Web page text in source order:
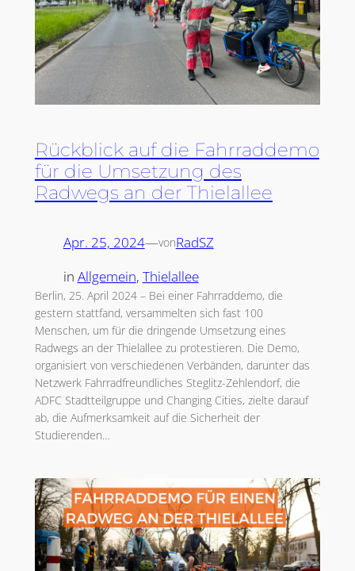
Rückblick auf die Fahrraddemo
für die Umsetzung des
Radwegs an der Thielallee
Apr. 25, 2024—vonRadSZ
in Allgemein, Thielallee
Berlin, 25. April 2024 – Bei einer Fahrraddemo, die
gestern stattfand, versammelten sich fast 100
Menschen, um für die dringende Umsetzung eines
Radwegs an der Thielallee zu protestieren. Die Demo,
organisiert von verschiedenen Verbänden, darunter das
Netzwerk Fahrradfreundliches Steglitz-Zehlendorf, die
ADFC Stadtteilgruppe und Changing Cities, zielte darauf
ab, die Aufmerksamkeit auf die Sicherheit der
Studierenden…